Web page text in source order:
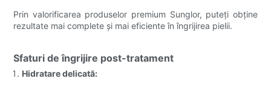
Prin valorificarea produselor premium Sunglor, puteți obține
rezultate mai complete și mai eficiente în îngrijirea pielii.
Sfaturi de îngrijire post-tratament
Hidratare delicată: